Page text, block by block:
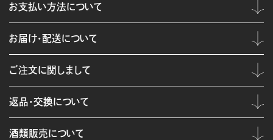
お支払い方法について
お届け・配送について
ご注文に関しまして
返品・交換について
酒類販売について